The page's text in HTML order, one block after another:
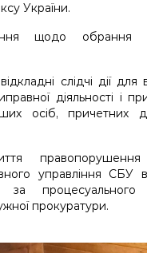
України.
щодо обрання
слідчі дії для
діяльності і
осіб, причетних
управління СБУ
за процесуального
прокуратури.